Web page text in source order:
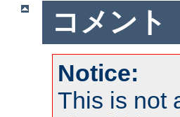
コメント
Notice:
This is not